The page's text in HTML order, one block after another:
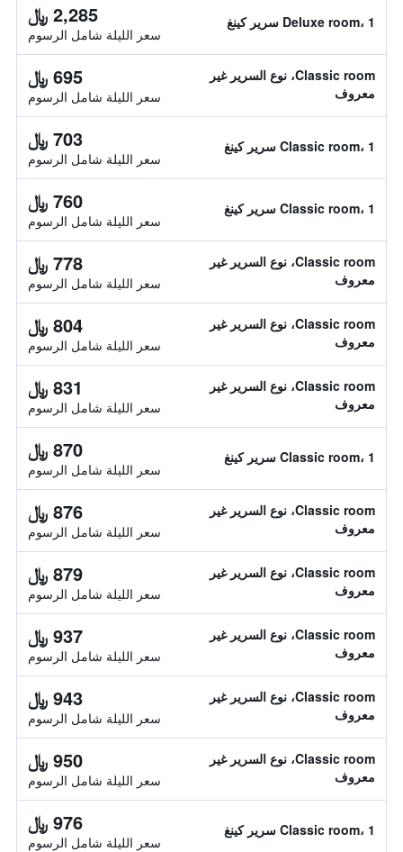
Deluxe room، 1 سرير كينغ 2,285 ﷼
سعر الليلة شامل الرسوم
Classic room، نوع السرير غير
معروف
695 ﷼
سعر الليلة شامل الرسوم
Classic room، 1 سرير كينغ 703 ﷼
سعر الليلة شامل الرسوم
Classic room، 1 سرير كينغ 760 ﷼
سعر الليلة شامل الرسوم
Classic room، نوع السرير غير
معروف
778 ﷼
سعر الليلة شامل الرسوم
Classic room، نوع السرير غير
معروف
804 ﷼
سعر الليلة شامل الرسوم
Classic room، نوع السرير غير
معروف
831 ﷼
سعر الليلة شامل الرسوم
Classic room، 1 سرير كينغ 870 ﷼
سعر الليلة شامل الرسوم
Classic room، نوع السرير غير
معروف
876 ﷼
سعر الليلة شامل الرسوم
Classic room، نوع السرير غير
معروف
879 ﷼
سعر الليلة شامل الرسوم
Classic room، نوع السرير غير
معروف
937 ﷼
سعر الليلة شامل الرسوم
Classic room، نوع السرير غير
معروف
943 ﷼
سعر الليلة شامل الرسوم
Classic room، نوع السرير غير
معروف
950 ﷼
سعر الليلة شامل الرسوم
Classic room، 1 سرير كينغ 976 ﷼
سعر الليلة شامل الرسوم